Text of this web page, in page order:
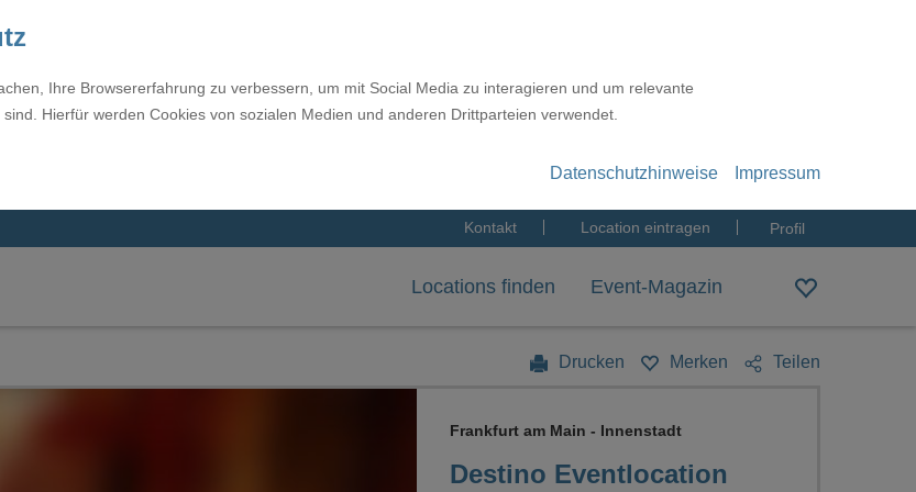
Ihre Browsererfahrung zu verbessern, um mit Social Media zu interagieren und um relevante
Hierfür werden Cookies von sozialen Medien und anderen Drittparteien verwendet.
Datenschutzhinweise Impressum
Kontakt Location eintragen Profil
Locations finden Event-Magazin
Drucken Merken Teilen
Destino Eventlocation
Frankfurt am Main - Innenstadt